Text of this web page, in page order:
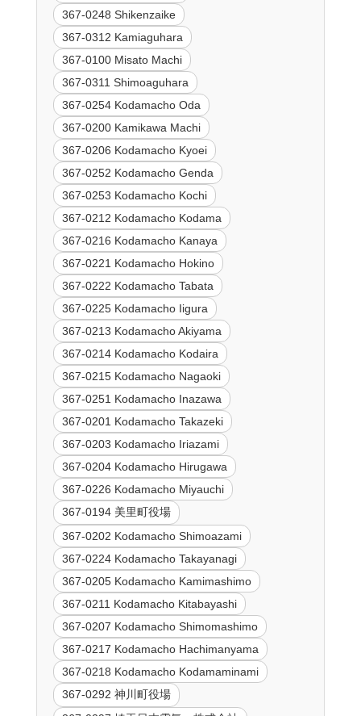
367-0248 Shikenzaike
367-0312 Kamiaguhara
367-0100 Misato Machi
367-0311 Shimoaguhara
367-0254 Kodamacho Oda
367-0200 Kamikawa Machi
367-0206 Kodamacho Kyoei
367-0252 Kodamacho Genda
367-0253 Kodamacho Kochi
367-0212 Kodamacho Kodama
367-0216 Kodamacho Kanaya
367-0221 Kodamacho Hokino
367-0222 Kodamacho Tabata
367-0225 Kodamacho Iigura
367-0213 Kodamacho Akiyama
367-0214 Kodamacho Kodaira
367-0215 Kodamacho Nagaoki
367-0251 Kodamacho Inazawa
367-0201 Kodamacho Takazeki
367-0203 Kodamacho Iriazami
367-0204 Kodamacho Hirugawa
367-0226 Kodamacho Miyauchi
367-0194 美里町役場
367-0202 Kodamacho Shimoazami
367-0224 Kodamacho Takayanagi
367-0205 Kodamacho Kamimashimo
367-0211 Kodamacho Kitabayashi
367-0207 Kodamacho Shimomashimo
367-0217 Kodamacho Hachimanyama
367-0218 Kodamacho Kodamaminami
367-0292 神川町役場